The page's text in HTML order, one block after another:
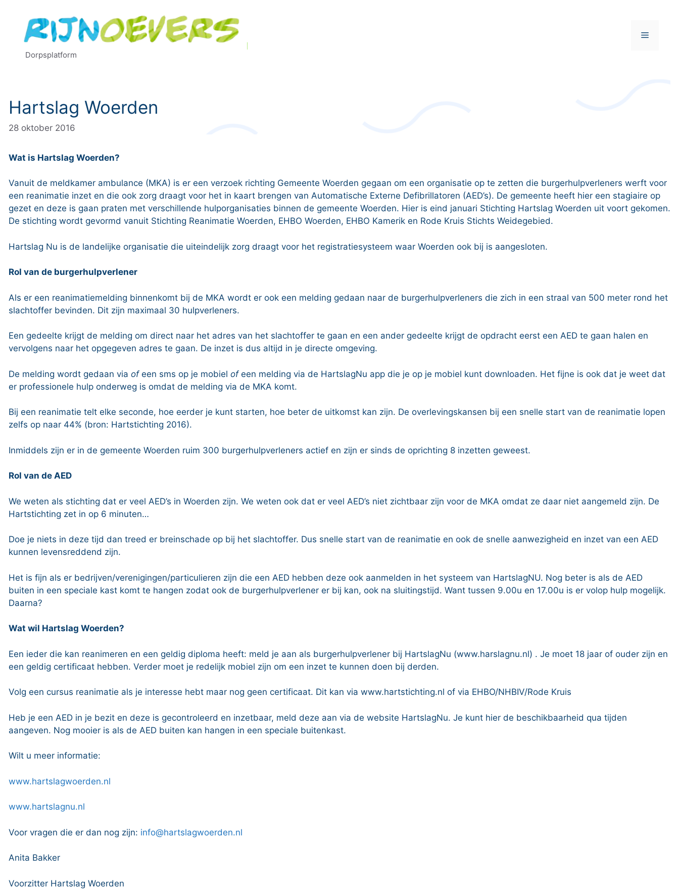
inhoud
Dorpsplatform
Menu
Hartslag Woerden
28 oktober 2016
Wat is Hartslag Woerden?
Vanuit de meldkamer ambulance (MKA) is er een verzoek richting Gemeente Woerden gegaan om een organisatie op te zetten die burgerhulpverleners werft voor
een reanimatie inzet en die ook zorg draagt voor het in kaart brengen van Automatische Externe Defibrillatoren (AED’s). De gemeente heeft hier een stagiaire op
gezet en deze is gaan praten met verschillende hulporganisaties binnen de gemeente Woerden. Hier is eind januari Stichting Hartslag Woerden uit voort gekomen.
De stichting wordt gevormd vanuit Stichting Reanimatie Woerden, EHBO Woerden, EHBO Kamerik en Rode Kruis Stichts Weidegebied.
Hartslag Nu is de landelijke organisatie die uiteindelijk zorg draagt voor het registratiesysteem waar Woerden ook bij is aangesloten.
Rol van de burgerhulpverlener
Als er een reanimatiemelding binnenkomt bij de MKA wordt er ook een melding gedaan naar de burgerhulpverleners die zich in een straal van 500 meter rond het
slachtoffer bevinden. Dit zijn maximaal 30 hulpverleners.
Een gedeelte krijgt de melding om direct naar het adres van het slachtoffer te gaan en een ander gedeelte krijgt de opdracht eerst een AED te gaan halen en
vervolgens naar het opgegeven adres te gaan. De inzet is dus altijd in je directe omgeving.
De melding wordt gedaan via ofeen sms op je mobiel ofeen melding via de HartslagNu app die je op je mobiel kunt downloaden. Het fijne is ook dat je weet dat
er professionele hulp onderweg is omdat de melding via de MKA komt.
Bij een reanimatie telt elke seconde, hoe eerder je kunt starten, hoe beter de uitkomst kan zijn. De overlevingskansen bij een snelle start van de reanimatie lopen
zelfs op naar 44% (bron: Hartstichting 2016).
Inmiddels zijn er in de gemeente Woerden ruim 300 burgerhulpverleners actief en zijn er sinds de oprichting 8 inzetten geweest.
Rol van de AED
We weten als stichting dat er veel AED’s in Woerden zijn. We weten ook dat er veel AED’s niet zichtbaar zijn voor de MKA omdat ze daar niet aangemeld zijn. De
Hartstichting zet in op 6 minuten…
Doe je niets in deze tijd dan treed er breinschade op bij het slachtoffer. Dus snelle start van de reanimatie en ook de snelle aanwezigheid en inzet van een AED
kunnen levensreddend zijn.
Het is fijn als er bedrijven/verenigingen/particulieren zijn die een AED hebben deze ook aanmelden in het systeem van HartslagNU. Nog beter is als de AED
buiten in een speciale kast komt te hangen zodat ook de burgerhulpverlener er bij kan, ook na sluitingstijd. Want tussen 9.00u en 17.00u is er volop hulp mogelijk.
Daarna?
Wat wil Hartslag Woerden?
Een ieder die kan reanimeren en een geldig diploma heeft: meld je aan als burgerhulpverlener bij HartslagNu (www.harslagnu.nl) . Je moet 18 jaar of ouder zijn en
een geldig certificaat hebben. Verder moet je redelijk mobiel zijn om een inzet te kunnen doen bij derden.
Volg een cursus reanimatie als je interesse hebt maar nog geen certificaat. Dit kan via www.hartstichting.nl of via EHBO/NHBIV/Rode Kruis
Heb je een AED in je bezit en deze is gecontroleerd en inzetbaar, meld deze aan via de website HartslagNu. Je kunt hier de beschikbaarheid qua tijden
aangeven. Nog mooier is als de AED buiten kan hangen in een speciale buitenkast.
Wilt u meer informatie:
www.hartslagwoerden.nl
www.hartslagnu.nl
Voor vragen die er dan nog zijn: info@hartslagwoerden.nl
Anita Bakker
Voorzitter Hartslag Woerden